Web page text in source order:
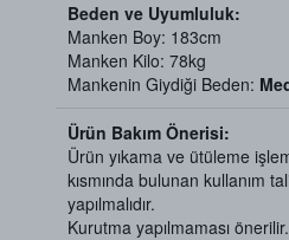
Beden ve Uyumluluk:
Manken Boy: 183cm
Manken Kilo: 78kg
Mankenin Giydiği Beden:
Ürün Bakım Önerisi:
Ürün yıkama ve ütüleme
kısmında bulunan kullanım
yapılmalıdır.
Kurutma yapılmaması önerilir.